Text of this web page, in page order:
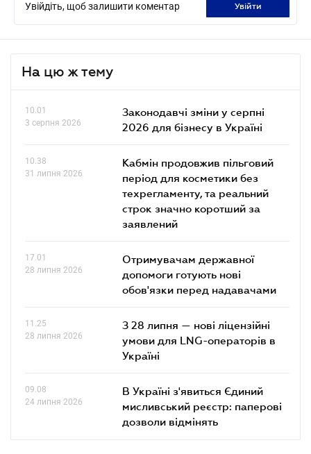
Увійдіть, щоб залишити коментар увійти
На цю ж тему
10.01
3 серпня 2026
Законодавчі зміни у серпні
2026 для бізнесу в Україні
10.38
31 липня 2026
Кабмін продовжив пільговий
період для косметики без
техрегламенту, та реальний
строк значно коротший за
заявлений
17.01
28 липня 2026
Отримувачам державної
допомоги готують нові
обов'язки перед надавачами
11.25
28 липня 2026
З 28 липня — нові ліцензійні
умови для LNG-операторів в
Україні
09.08
24 липня 2026
В Україні з'явиться Єдиний
мисливський реєстр: паперові
дозволи відмінять